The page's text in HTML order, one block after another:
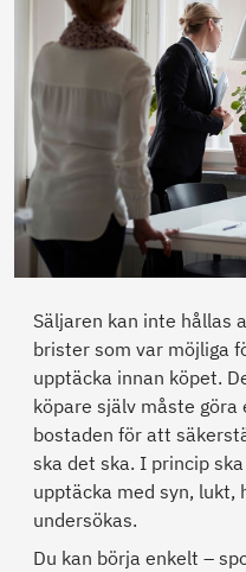
Säljaren kan inte hållas
brister som var möjliga
upptäcka innan köpet.
köpare själv måste göra
bostaden för att
ska det ska. I princip
upptäcka med syn, lukt,
undersökas.
Du kan börja enkelt –